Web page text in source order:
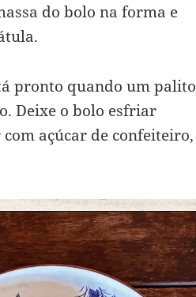
do bolo na forma e
pronto quando um palito
Deixe o bolo esfriar
açúcar de confeiteiro,